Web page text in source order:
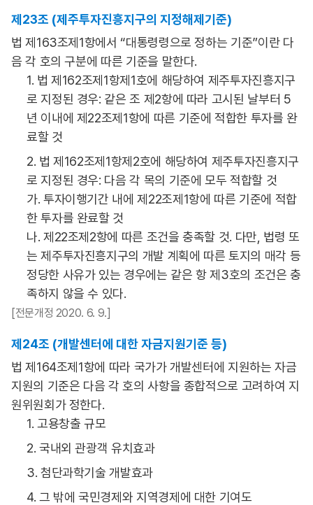
제23조 (제주투자진흥지구의 지정해제기준)
법 제163조제1항에서 “대통령령으로 정하는 기준”이란 다
음 각 호의 구분에 따른 기준을 말한다.
1. 법 제162조제1항제1호에 해당하여 제주투자진흥지구
로 지정된 경우: 같은 조 제2항에 따라 고시된 날부터 5
년 이내에 제22조제1항에 따른 기준에 적합한 투자를 완
료할 것
2. 법 제162조제1항제2호에 해당하여 제주투자진흥지구
로 지정된 경우: 다음 각 목의 기준에 모두 적합할 것
가. 투자이행기간 내에 제22조제1항에 따른 기준에 적합
한 투자를 완료할 것
나. 제22조제2항에 따른 조건을 충족할 것. 다만, 법령 또
는 제주투자진흥지구의 개발 계획에 따른 토지의 매각 등
정당한 사유가 있는 경우에는 같은 항 제3호의 조건은 충
족하지 않을 수 있다.
[전문개정 2020. 6. 9.]
제24조 (개발센터에 대한 자금지원기준 등)
법 제164조제1항에 따라 국가가 개발센터에 지원하는 자금
지원의 기준은 다음 각 호의 사항을 종합적으로 고려하여 지
원위원회가 정한다.
1. 고용창출 규모
2. 국내외 관광객 유치효과
3. 첨단과학기술 개발효과
4. 그 밖에 국민경제와 지역경제에 대한 기여도